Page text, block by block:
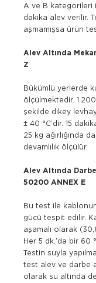
A ve B kategorileri
dakika alev verilir.
aşmamışsa ürün
Alev Altında
Bükümlü yerlerde
ölçülmektedir.
şekilde dikey
± 40 °C’dir. 15
25 kg ağırlığında
devamlılık ölçülür.
Alev Altında
50200 ANNEX E
Bu test ile
gücü tespit edilir.
aşamalı olarak
Her 5 dk.’da bir 60
Testin suyla
test alev ve darbe
olarak su altında